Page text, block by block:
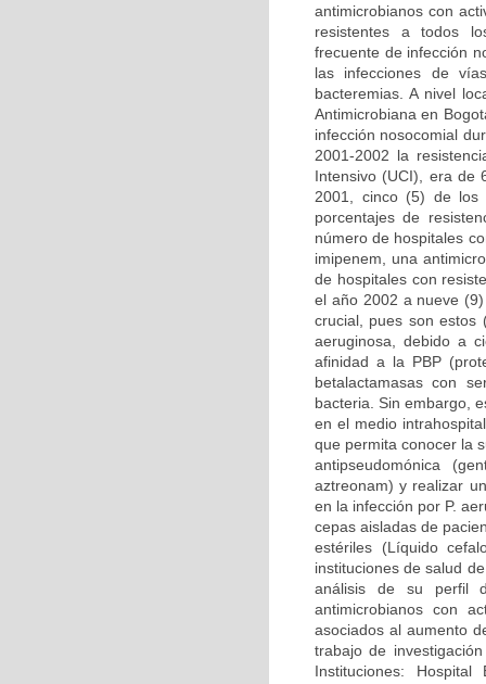
antimicrobianos con
resistentes a todos
frecuente de infección
las infecciones de
bacteremias. A nivel
Antimicrobiana en
infección nosocomial
2001-2002 la
Intensivo (UCI), era de
2001, cinco (5) de los
porcentajes de
número de hospitales
imipenem, una
de hospitales con
el año 2002 a nueve
crucial, pues son estos
aeruginosa, debido a
afinidad a la PBP
betalactamasas con
bacteria. Sin embargo,
en el medio
que permita conocer la
antipseudomónica
aztreonam) y realizar
en la infección por P.
cepas aisladas de
estériles (Líquido
instituciones de salud
análisis de su perfil
antimicrobianos con
asociados al aumento
trabajo de
Instituciones: